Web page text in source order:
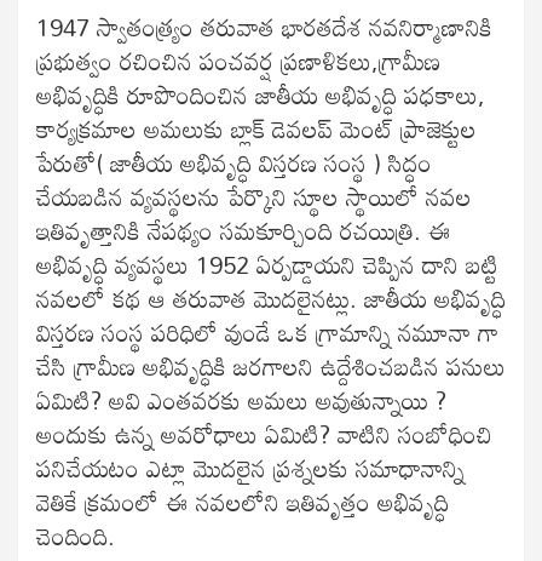
1947 స్వాతంత్య్రం తరువాత భారతదేశ నవనిర్మాణానికి
ప్రభుత్వం రచించిన పంచవర్ష ప్రణాళికలు,గ్రామీణ
అభివృద్ధికి రూపొందించిన జాతీయ అభివృద్ధి పధకాలు,
కార్యక్రమాల అమలుకు బ్లాక్ డెవలప్ మెంట్ ప్రాజెక్టుల
పేరుతో( జాతీయ అభివృద్ధి విస్తరణ సంస్థ ) సిద్ధం
చేయబడిన వ్యవస్థలను పేర్కొని స్థూల స్థాయిలో నవల
ఇతివృత్తానికి నేపథ్యం సమకూర్చింది రచయిత్రి. ఈ
అభివృద్ధి వ్యవస్థలు 1952 ఏర్పడ్డాయని చెప్పిన దాని బట్టి
నవలలో కథ ఆ తరువాత మొదలైనట్లు. జాతీయ అభివృద్ధి
విస్తరణ సంస్థ పరిధిలో వుండే ఒక గ్రామాన్ని నమూనా గా
చేసి గ్రామీణ అభివృద్ధికి జరగాలని ఉద్దేశించబడిన పనులు
ఏమిటి? అవి ఎంతవరకు అమలు అవుతున్నాయి ?
అందుకు ఉన్న అవరోధాలు ఏమిటి? వాటిని సంబోధించి
పనిచేయటం ఎట్లా మొదలైన ప్రశ్నలకు సమాధానాన్ని
వెతికే క్రమంలో ఈ నవలలోని ఇతివృత్తం అభివృద్ధి
చెందింది.